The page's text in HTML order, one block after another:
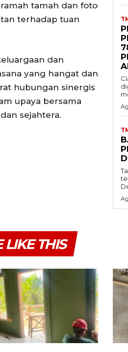
tamah dan foto
terhadap tuan
dan
yang hangat dan
hubungan sinergis
upaya bersama
sejahtera.
LIKE THIS